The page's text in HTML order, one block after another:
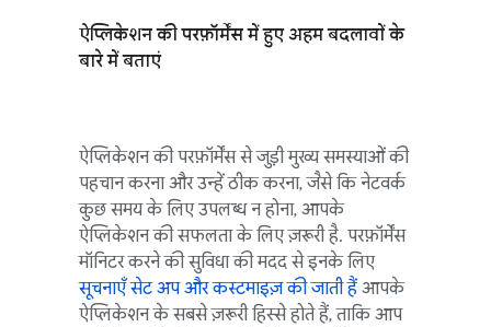
ऐप्लिकेशन की परफ़ॉर्मेंस में हुए अहम बदलावों के
बारे में बताएं
ऐप्लिकेशन की परफ़ॉर्मेंस से जुड़ी मुख्य समस्याओं की
पहचान करना और उन्हें ठीक करना, जैसे कि नेटवर्क
कुछ समय के लिए उपलब्ध न होना, आपके
ऐप्लिकेशन की सफलता के लिए ज़रूरी है. परफ़ॉर्मेंस
मॉनिटर करने की सुविधा की मदद से इनके लिए
सूचनाएँ सेट अप और कस्टमाइज़ की जाती हैंआपके
ऐप्लिकेशन के सबसे ज़रूरी हिस्से होते हैं, ताकि आप